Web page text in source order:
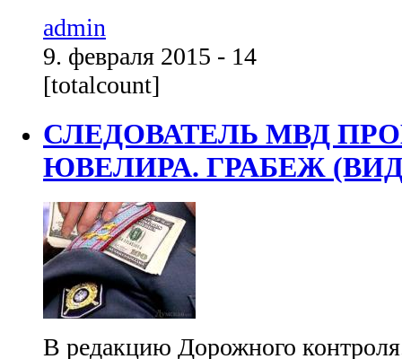
admin
9. февраля 2015 - 14
[totalcount]
СЛЕДОВАТЕЛЬ МВД
ЮВЕЛИРА. ГРАБЕЖ
В редакцию Дорожного